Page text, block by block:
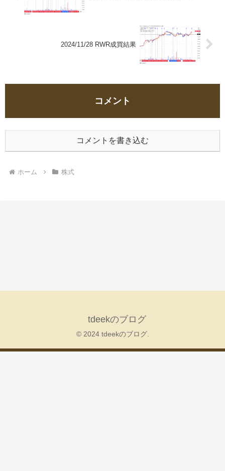
2024/11/28 RWR成買結果
コメント
コメントを書き込む
ホーム 株式
tdeekのブログ
© 2024 tdeekのブログ.